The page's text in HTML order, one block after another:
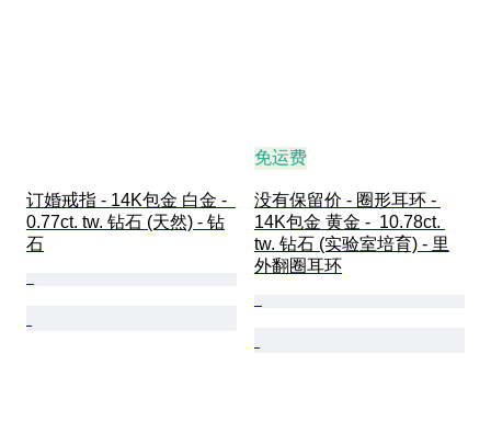
订婚戒指 - 14K包金 白金 -
0.77ct. tw. 钻石 (天然) - 钻
石
免运费
没有保留价 - 圈形耳环 -
14K包金 黄金 -  10.78ct.
tw. 钻石 (实验室培育) - 里
外翻圈耳环